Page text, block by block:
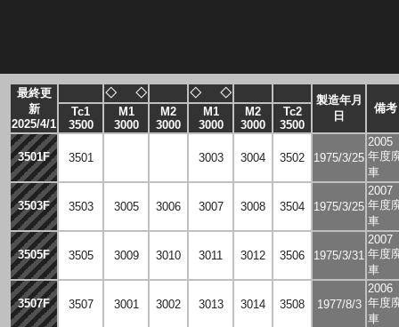
最終更
新
2025/4/1
◇ ◇ ◇ ◇
製造年月
日
備考
Tc1
3500
M1
3000
M2
3000
M1
3000
M2
3000
Tc2
3500
3501F 3501 3003 3004 3502 1975/3/25
2005
年度
車
3503F 3503 3005 3006 3007 3008 3504 1975/3/25
2007
年度
車
3505F 3505 3009 3010 3011 3012 3506 1975/3/31
2007
年度
車
3507F 3507 3001 3002 3013 3014 3508 1977/8/3
2006
年度
車